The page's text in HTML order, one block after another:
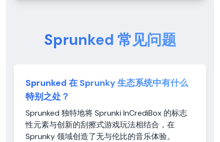
Sprunked 常见问题
Sprunked 在 Sprunky 生态系统中有什么
特别之处？
Sprunked 独特地将 Sprunki InCrediBox 的标志
性元素与创新的刮擦式游戏玩法相结合，在
Sprunky 领域创造了无与伦比的音乐体验。